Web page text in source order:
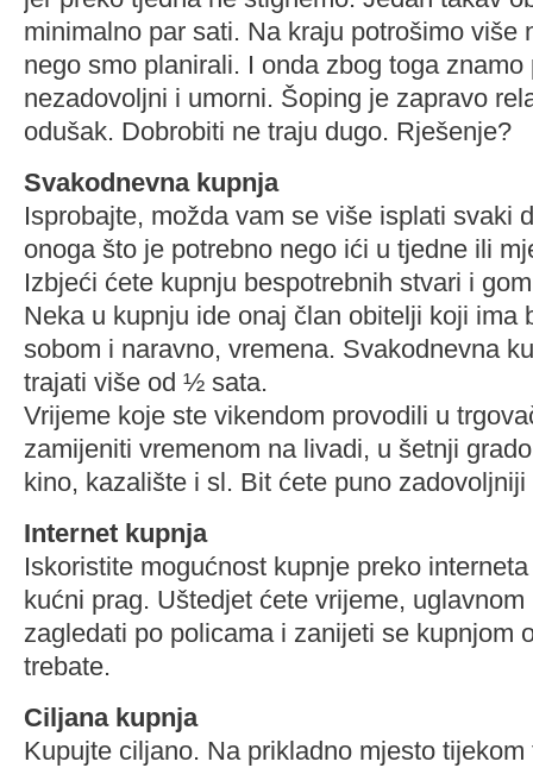
minimalno par sati. Na kraju potrošimo više
nego smo planirali. I onda zbog toga
nezadovoljni i umorni. Šoping je zapravo
odušak. Dobrobiti ne traju dugo. Rješenje?
Svakodnevna kupnja
Isprobajte, možda vam se više isplati svaki
onoga što je potrebno nego ići u tjedne ili
Izbjeći ćete kupnju bespotrebnih stvari i
Neka u kupnju ide onaj član obitelji koji ima
sobom i naravno, vremena. Svakodnevna
trajati više od ½ sata.
Vrijeme koje ste vikendom provodili u
zamijeniti vremenom na livadi, u šetnji
kino, kazalište i sl. Bit ćete puno
Internet kupnja
Iskoristite mogućnost kupnje preko
kućni prag. Uštedjet ćete vrijeme,
zagledati po policama i zanijeti se kupnjom
trebate.
Ciljana kupnja
Kupujte ciljano. Na prikladno mjesto